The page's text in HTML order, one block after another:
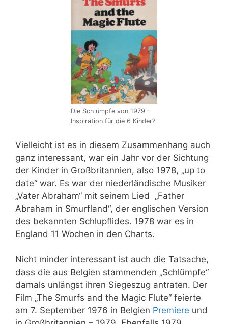
Die Schlümpfe von 1979 –
Inspiration für die 6 Kinder?
Vielleicht ist es in diesem Zusammenhang auch
ganz interessant, war ein Jahr vor der Sichtung
der Kinder in Großbritannien, also 1978, „up to
date“ war. Es war der niederländische Musiker
„Vater Abraham“ mit seinem Lied „Father
Abraham in Smurfland“, der englischen Version
des bekannten Schlupflides. 1978 war es in
England 11 Wochen in den Charts.
Nicht minder interessant ist auch die Tatsache,
dass die aus Belgien stammenden „Schlümpfe“
damals unlängst ihren Siegeszug antraten. Der
Film „The Smurfs and the Magic Flute“ feierte
am 7. September 1976 in Belgien Premiere und